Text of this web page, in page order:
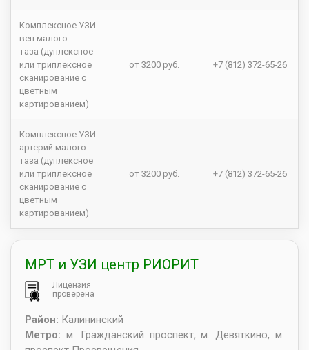
Комплексное УЗИ
вен малого
таза (дуплексное
или триплексное
сканирование с
цветным
картированием)
от 3200 руб. +7 (812) 372-65-26
Комплексное УЗИ
артерий малого
таза (дуплексное
или триплексное
сканирование с
цветным
картированием)
от 3200 руб. +7 (812) 372-65-26
МРТ и УЗИ центр РИОРИТ
Лицензия
проверена
Район: Калининский
Метро: м. Гражданский проспект, м. Девяткино, м.